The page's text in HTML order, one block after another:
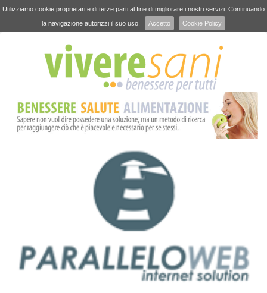
Utilizziamo cookie proprietari e di terze parti al fine di migliorare i nostri servizi. Continuando
la navigazione autorizzi il suo uso.
Accetto Cookie Policy